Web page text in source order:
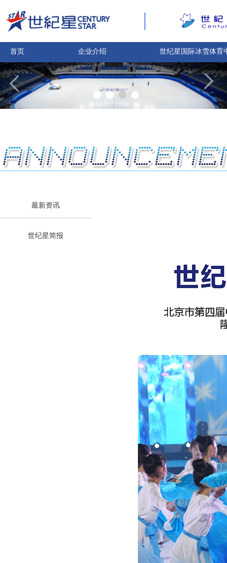
首页 企业介绍 世纪星国际冰雪体育
最新资讯
世纪星简报